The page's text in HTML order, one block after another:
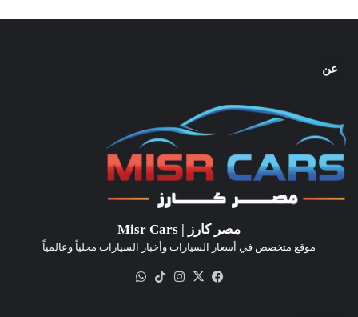
عن
مصر كارز | Misr Cars
موقع متخصص في أسعار السيارات وأخبار السيارات محلياً وعالمياً
فيسبوك
‫X انستقرام‫TikTok